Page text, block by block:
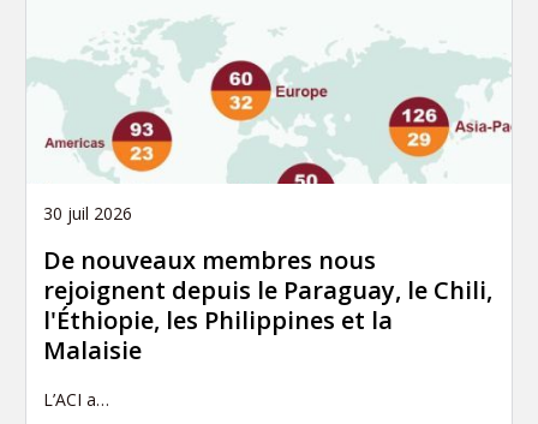
30 juil 2026
De nouveaux membres nous
rejoignent depuis le Paraguay, le Chili,
l'Éthiopie, les Philippines et la
Malaisie
L’ACI a…